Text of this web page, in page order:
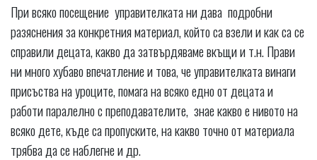
При всяко посещение управителката ни дава подробни
разяснения за конкретния материал, който са взели и как са се
справили децата, какво да затвърдяваме вкъщи и т.н. Прави
ни много хубаво впечатление и това, че управителката винаги
присъства на уроците, помага на всяко едно от децата и
работи паралелно с преподавателите, знае какво е нивото на
всяко дете, къде са пропуските, на какво точно от материала
трябва да се наблегне и др.